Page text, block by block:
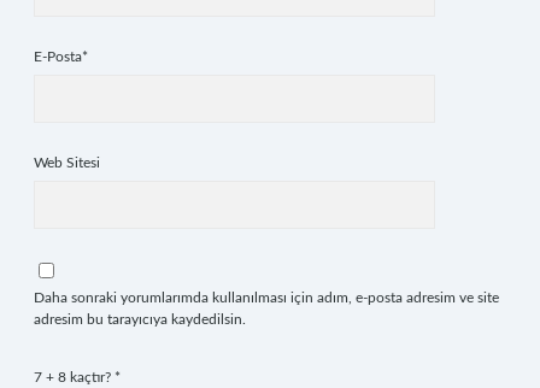
E-Posta*
Web Sitesi
Daha sonraki yorumlarımda kullanılması için adım, e-posta adresim ve site
adresim bu tarayıcıya kaydedilsin.
7 + 8 kaçtır? *